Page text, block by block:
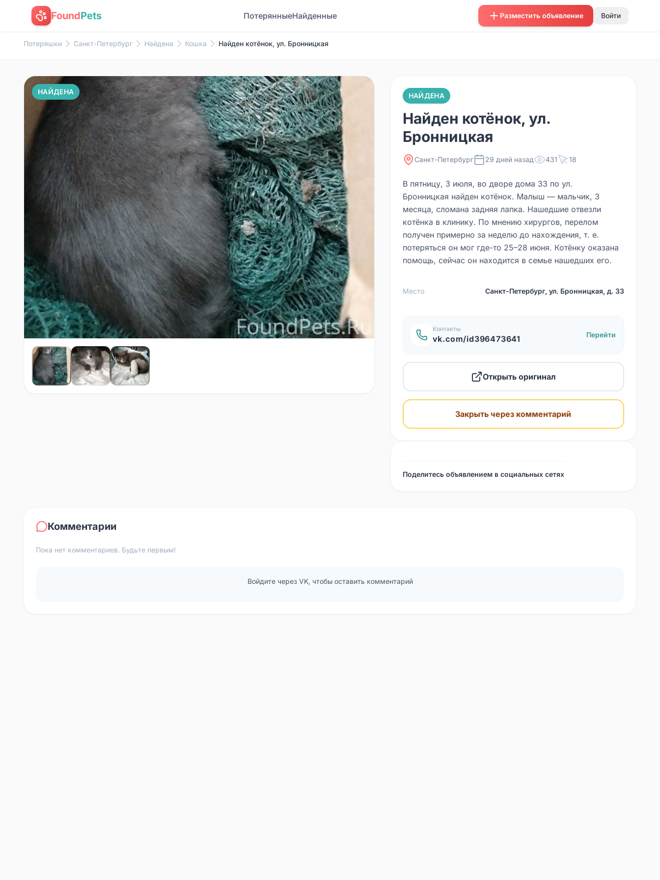
FoundPets ПотерянныеНайденные Разместить объявление Войти
Потеряшки Санкт-Петербург Найдена Кошка Найден котёнок, ул. Бронницкая
НАЙДЕНА НАЙДЕНА
Найден котёнок, ул.
Бронницкая
Санкт-Петербург 29 дней назад 431 18
В пятницу, 3 июля, во дворе дома 33 по ул.
Бронницкая найден котёнок. Малыш — мальчик, 3
месяца, сломана задняя лапка. Нашедшие отвезли
котёнка в клинику. По мнению хирургов, перелом
получен примерно за неделю до нахождения, т. е.
потеряться он мог где-то 25–28 июня. Котёнку оказана
помощь, сейчас он находится в семье нашедших его.
Место Санкт-Петербург, ул. Бронницкая, д. 33
Контакты
vk.com/id396473641 Перейти
Открыть оригинал
Закрыть через комментарий
Поделитесь объявлением в социальных сетях
Комментарии
Пока нет комментариев. Будьте первым!
Войдите через VK, чтобы оставить комментарий